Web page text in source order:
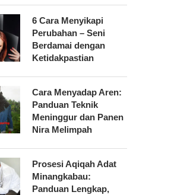
6 Cara Menyikapi
Perubahan – Seni
Berdamai dengan
Ketidakpastian
Cara Menyadap Aren:
Panduan Teknik
Meninggur dan Panen
Nira Melimpah
Prosesi Aqiqah Adat
Minangkabau:
Panduan Lengkap,